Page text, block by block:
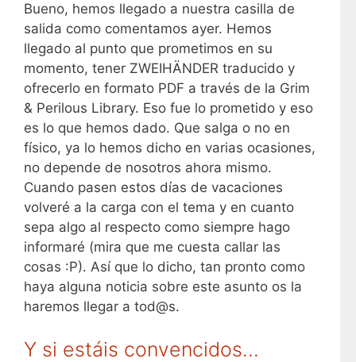
Bueno, hemos llegado a nuestra casilla de
salida como comentamos ayer. Hemos
llegado al punto que prometimos en su
momento, tener ZWEIHÄNDER traducido y
ofrecerlo en formato PDF a través de la Grim
& Perilous Library. Eso fue lo prometido y eso
es lo que hemos dado. Que salga o no en
físico, ya lo hemos dicho en varias ocasiones,
no depende de nosotros ahora mismo.
Cuando pasen estos días de vacaciones
volveré a la carga con el tema y en cuanto
sepa algo al respecto como siempre hago
informaré (mira que me cuesta callar las
cosas :P). Así que lo dicho, tan pronto como
haya alguna noticia sobre este asunto os la
haremos llegar a tod@s.
Y si estáis convencidos…